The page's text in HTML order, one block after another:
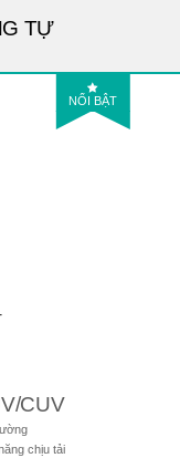
TỰ
NỔI BẬT
CUV
chịu tải